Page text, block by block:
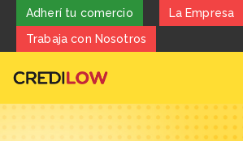
Adherí tu comercio
La Empresa
Trabaja con Nosotros